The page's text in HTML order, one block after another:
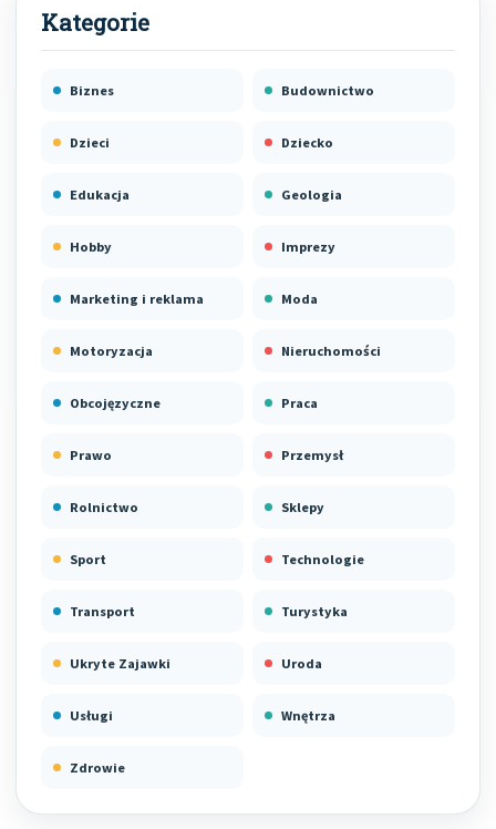
Biznes Budownictwo
Dzieci Dziecko
Edukacja Geologia
Hobby Imprezy
Marketing i reklama Moda
Motoryzacja Nieruchomości
Obcojęzyczne Praca
Prawo Przemysł
Rolnictwo Sklepy
Sport Technologie
Transport Turystyka
Ukryte Zajawki Uroda
Usługi Wnętrza
Zdrowie